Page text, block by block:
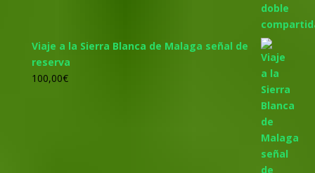
Viaje a la Sierra Blanca de Malaga señal de
reserva
100,00€